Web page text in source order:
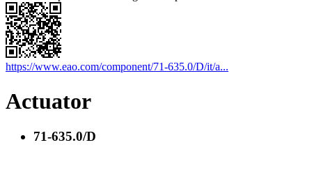
https://www.eao.com/component/71-635.0/D/it/a...
Actuator
71-635.0/D